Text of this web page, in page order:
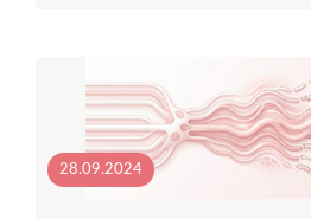
28.09.2024